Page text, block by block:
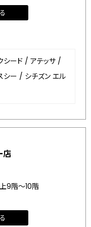
シード / アテッサ /
シー / シチズン エル
店
9階～10階